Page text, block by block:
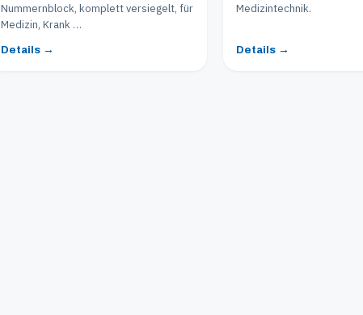
Nummernblock, komplett versiegelt, für
Medizin, Krank …
Details →
Medizintechnik.
Details →